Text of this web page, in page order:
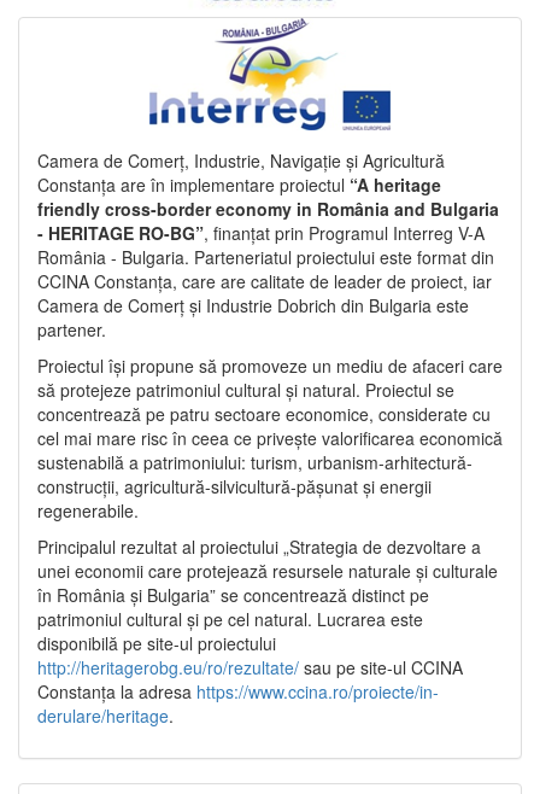
Camera de Comerț, Industrie, Navigație și Agricultură
Constanța are în implementare proiectul “A heritage
friendly cross-border economy in România and Bulgaria
- HERITAGE RO-BG”, finanțat prin Programul Interreg V-A
România - Bulgaria. Parteneriatul proiectului este format din
CCINA Constanța, care are calitate de leader de proiect, iar
Camera de Comerț și Industrie Dobrich din Bulgaria este
partener.
Proiectul își propune să promoveze un mediu de afaceri care
să protejeze patrimoniul cultural și natural. Proiectul se
concentrează pe patru sectoare economice, considerate cu
cel mai mare risc în ceea ce privește valorificarea economică
sustenabilă a patrimoniului: turism, urbanism-arhitectură-
construcții, agricultură-silvicultură-pășunat și energii
regenerabile.
Principalul rezultat al proiectului „Strategia de dezvoltare a
unei economii care protejează resursele naturale și culturale
în România și Bulgaria” se concentrează distinct pe
patrimoniul cultural și pe cel natural. Lucrarea este
disponibilă pe site-ul proiectului
http://heritagerobg.eu/ro/rezultate/ sau pe site-ul CCINA
Constanța la adresa https://www.ccina.ro/proiecte/in-
derulare/heritage.